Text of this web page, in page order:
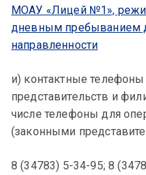
МОАУ «Лицей №1»,
дневным пребыванием
направленности
и) контактные
представительств и
числе телефоны для
(законными
8 (34783) 5-34-95; 8